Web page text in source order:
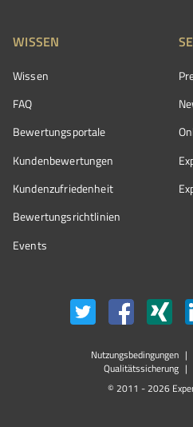
WISSEN
Wissen
FAQ
Bewertungsportale
Kundenbewertungen
Kundenzufriedenheit
Bewertungs­richtlinien
Events
Nutzungsbedingungen
Qualitätssicherung
© 2011 - 2026